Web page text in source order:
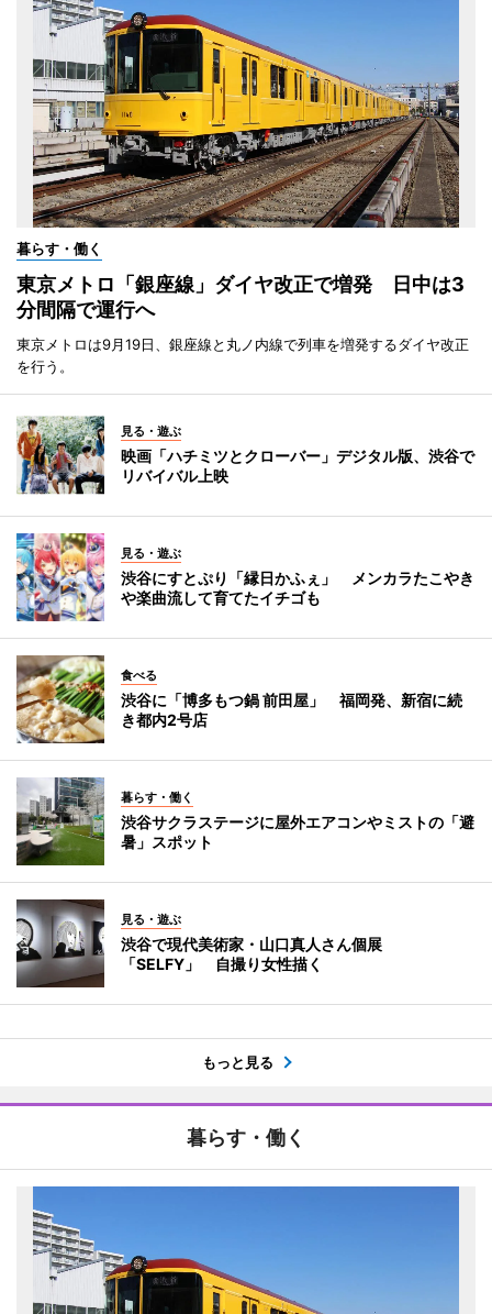
暮らす・働く
東京メトロ「銀座線」ダイヤ改正で増発 日中は3
分間隔で運行へ
東京メトロは9月19日、銀座線と丸ノ内線で列車を増発するダイヤ改正
を行う。
見る・遊ぶ
映画「ハチミツとクローバー」デジタル版、渋谷で
リバイバル上映
見る・遊ぶ
渋谷にすとぷり「縁日かふぇ」 メンカラたこやき
や楽曲流して育てたイチゴも
食べる
渋谷に「博多もつ鍋 前田屋」 福岡発、新宿に続
き都内2号店
暮らす・働く
渋谷サクラステージに屋外エアコンやミストの「避
暑」スポット
見る・遊ぶ
渋谷で現代美術家・山口真人さん個展
「SELFY」 自撮り女性描く
もっと見る
暮らす・働く